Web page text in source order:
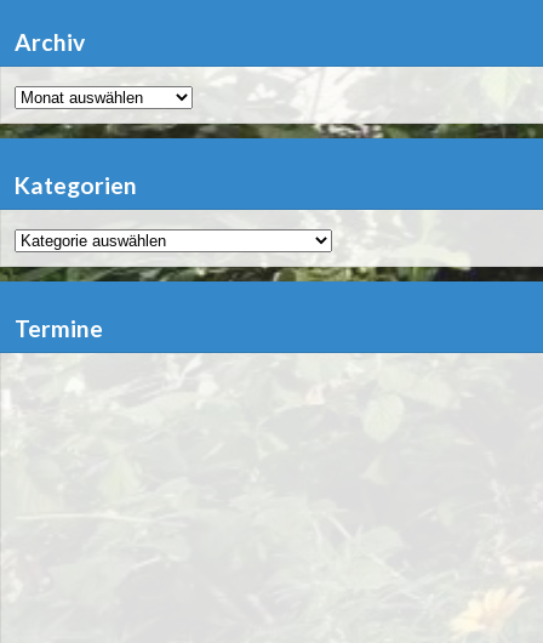
Archiv
Archiv
Kategorien
Kategorien
Termine